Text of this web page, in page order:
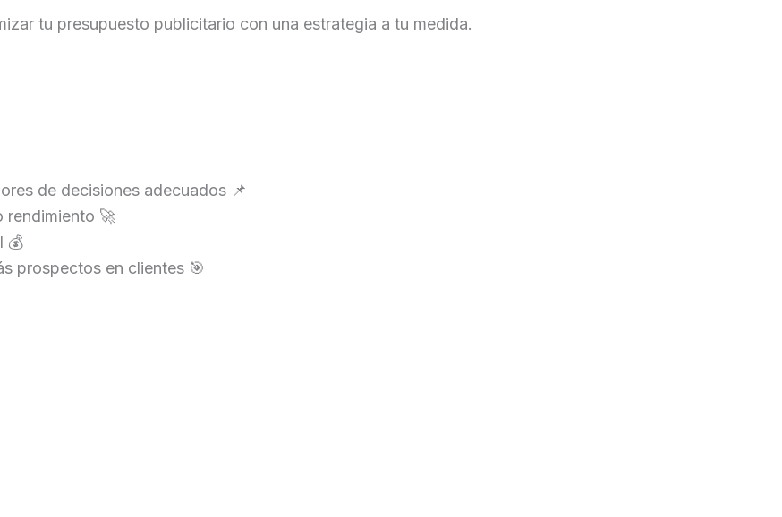
tu presupuesto publicitario con una estrategia a tu medida.
de decisiones adecuados 📌
rendimiento 🚀
💰
prospectos en clientes 🎯